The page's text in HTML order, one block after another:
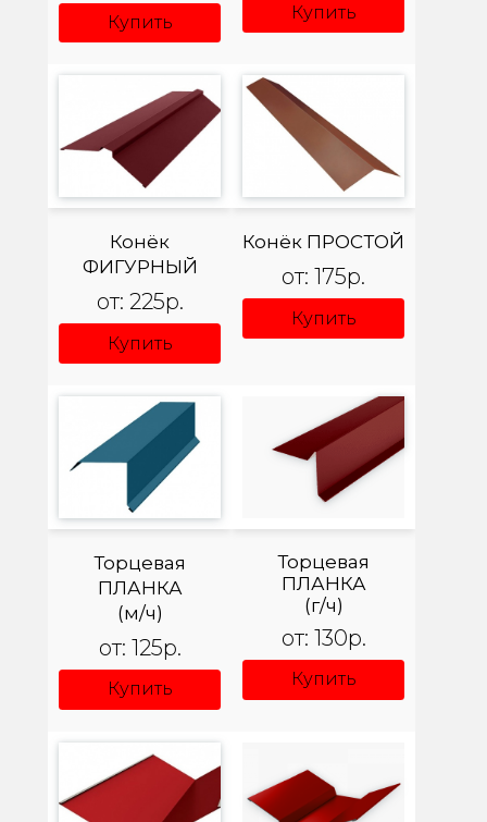
Купить Купить
Конёк
ФИГУРНЫЙ
от: 225р.
Купить
Конёк ПРОСТОЙ
от: 175р.
Купить
Торцевая
ПЛАНКА
(м/ч)
от: 125р.
Купить
Торцевая
ПЛАНКА
(г/ч)
от: 130р.
Купить